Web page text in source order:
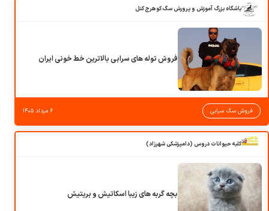
باشگاه بزرگ آموزش و پرورش سگ کوهرج کنل
فروش توله های سرابی بالاترین خط خونی ایران
فروش سگ سرابی ۶ مرداد ۱۴۰۵
کلبه حیوانات دروس (دامپزشکی شهرزاد)
بچه گربه های زیبا اسکاتیش و بریتیش